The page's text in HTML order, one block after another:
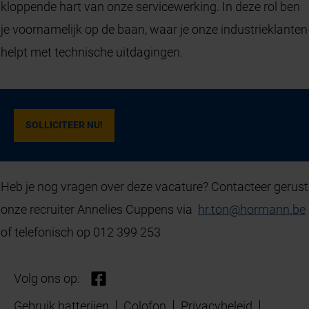
kloppende hart van onze servicewerking. In deze rol ben
je voornamelijk op de baan, waar je onze industrieklanten
helpt met technische uitdagingen.
SOLLICITEER NU!
Heb je nog vragen over deze vacature? Contacteer gerust
onze recruiter Annelies Cuppens via hr.ton@hormann be
of telefonisch op 012 399 253
Volg ons op:
Gebruik batterijen
Colofon Privacybeleid